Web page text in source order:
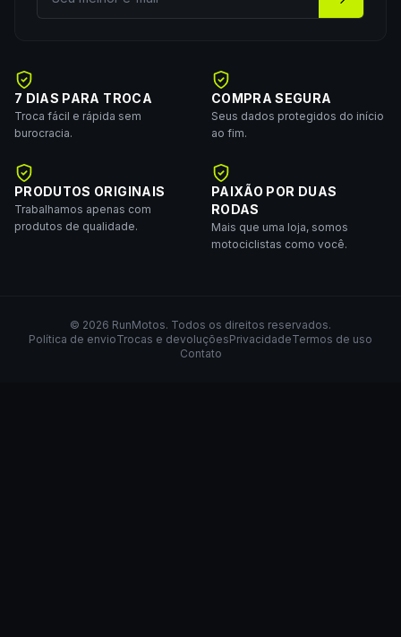
7 DIAS PARA TROCA
Troca fácil e rápida sem
burocracia.
COMPRA SEGURA
Seus dados protegidos do início
ao fim.
PRODUTOS ORIGINAIS
Trabalhamos apenas com
produtos de qualidade.
PAIXÃO POR DUAS
RODAS
Mais que uma loja, somos
motociclistas como você.
© 2026 RunMotos. Todos os direitos reservados.
Política de envioTrocas e devoluçõesPrivacidadeTermos de uso
Contato